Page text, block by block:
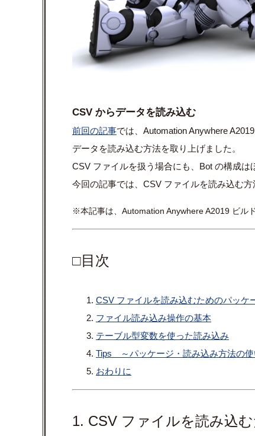
CSV からデータを読み込む
前回の記事では、Automation Anywhere
データを読み込む方法を取り上げました。
CSV ファイルを扱う場合にも、Bot の構成は
今回の記事では、CSV ファイルを読み込む方
※本記事は、Automation Anywhere A2019 ビル
□目次
CSV ファイルを読み込むためのパッケ
ファイル読み込み操作の基本
テーブル型変数を使った読み込み
Tips ～パッケージ・読み込み方法の使
おわりに
1. CSV ファイルを読み込